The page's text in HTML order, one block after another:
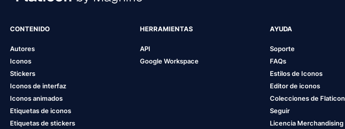
CONTENIDO
Autores
Iconos
Stickers
Iconos de interfaz
Iconos animados
Etiquetas de iconos
Etiquetas de stickers
HERRAMIENTAS
API
Google Workspace
AYUDA
Soporte
FAQs
Estilos de Iconos
Editor de iconos
Colecciones de Flaticon
Seguir
Licencia Merchandising